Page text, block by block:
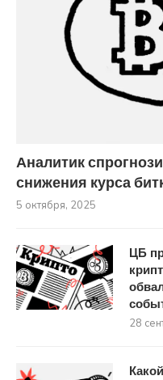
Аналитик
снижения курса
5 октября, 2025
ЦБ
28